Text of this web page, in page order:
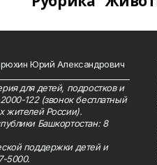
Юрий Александрович
для детей, подростков и
122 (звонок бесплатный
жителей России).
Башкортостан: 8
поддержки детей и
5000.